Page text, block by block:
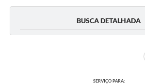
BUSCA DETALHADA
SERVIÇO PARA: